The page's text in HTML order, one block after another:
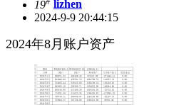
19
lizhen
2024-9-9 20:44:15
2024年8月账户资产